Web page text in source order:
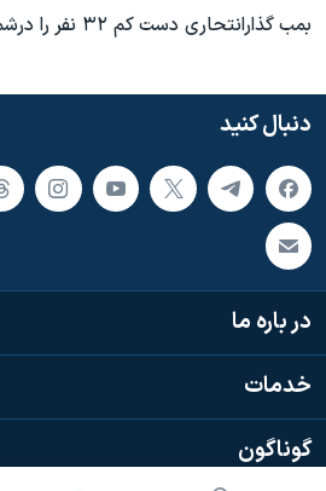
بمب گذارانتحاری دست کم ۳۲ نفر را درشمال بغداد ازپای درآورد
دنبال کنید
در باره ما
خدمات
گوناگون